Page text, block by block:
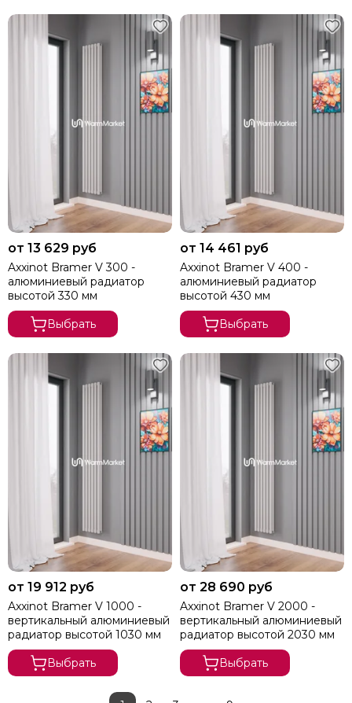
от 13 629 руб
Axxinot Bramer V 300 -
алюминиевый радиатор
высотой 330 мм
Выбрать
от 14 461 руб
Axxinot Bramer V 400 -
алюминиевый радиатор
высотой 430 мм
Выбрать
от 19 912 руб
Axxinot Bramer V 1000 -
вертикальный алюминиевый
радиатор высотой 1030 мм
Выбрать
от 28 690 руб
Axxinot Bramer V 2000 -
вертикальный алюминиевый
радиатор высотой 2030 мм
Выбрать